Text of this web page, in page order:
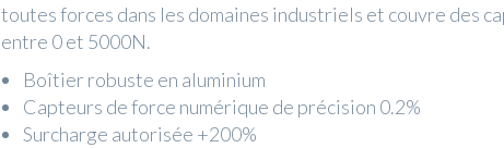
toutes forces dans les domaines industriels et couvre des
entre 0 et 5000N.
Boîtier robuste en aluminium
Capteurs de force numérique de précision 0.2%
Surcharge autorisée +200%